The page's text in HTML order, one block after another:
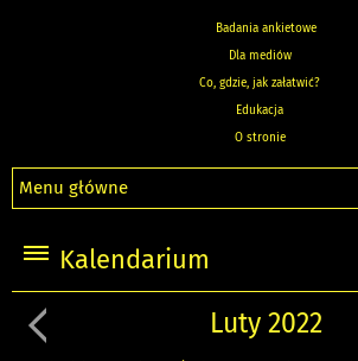
Badania ankietowe
Dla mediów
Co, gdzie, jak załatwić?
Edukacja
O stronie
Menu główne
Kalendarium
Luty 2022